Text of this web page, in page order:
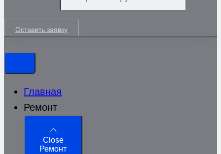
Оставить заявку
Главная
Ремонт
Close
Ремонт